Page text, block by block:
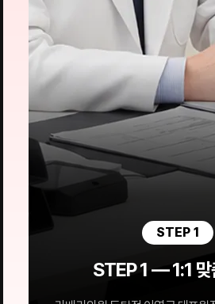
STEP 1
STEP 1 — 1:1 맞